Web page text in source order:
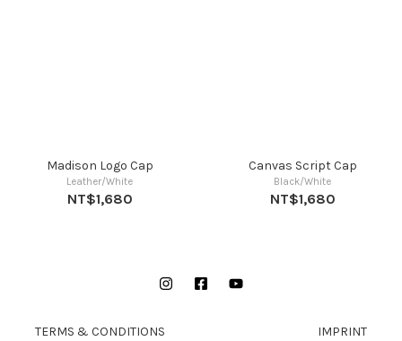
Madison Logo Cap
Leather/White
NT$1,680
Canvas Script Cap
Black/White
NT$1,680
InstagramFacebookYouTube
TERMS & CONDITIONS IMPRINT